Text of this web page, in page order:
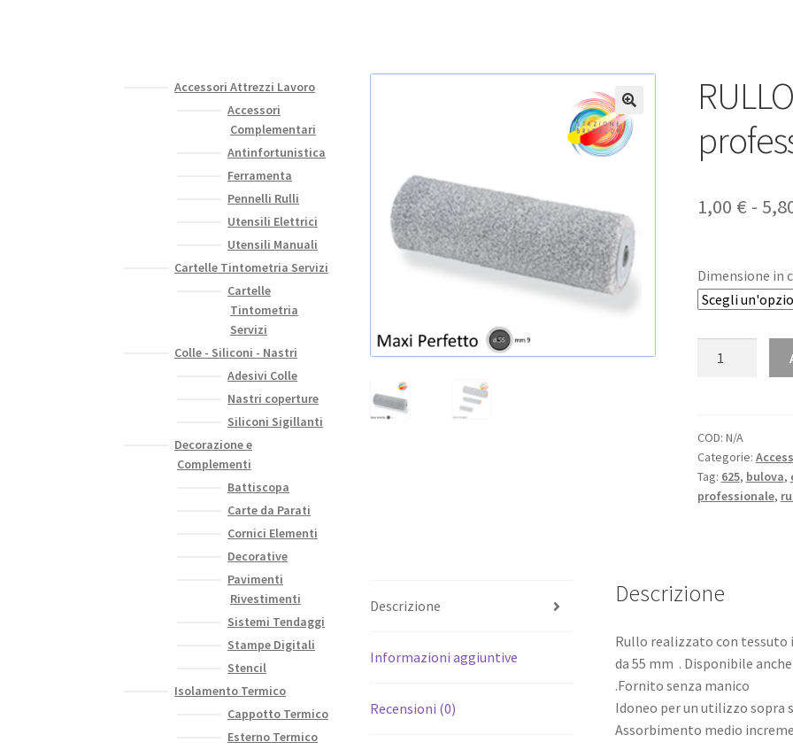
🔍
1,00 € -
Dimensione in
professionale
9
mm
quantità
COD: N/A
Categorie:
Tag: 625, bulova,
professionale,
Descrizione
Informazioni aggiuntive
Recensioni (0)
Descrizione
Rullo realizzato con tessuto
da 55 mm . Disponibile
.Fornito senza manico
Idoneo per un utilizzo
Assorbimento medio
Accessori Attrezzi Lavoro
Accessori
Complementari
Antinfortunistica
Ferramenta
Pennelli Rulli
Utensili Elettrici
Utensili Manuali
Cartelle Tintometria Servizi
Cartelle
Tintometria
Servizi
Colle - Siliconi - Nastri
Adesivi Colle
Nastri coperture
Siliconi Sigillanti
Decorazione e
Complementi
Battiscopa
Carte da Parati
Cornici Elementi
Decorative
Pavimenti
Rivestimenti
Sistemi Tendaggi
Stampe Digitali
Stencil
Isolamento Termico
Cappotto Termico
Esterno Termico